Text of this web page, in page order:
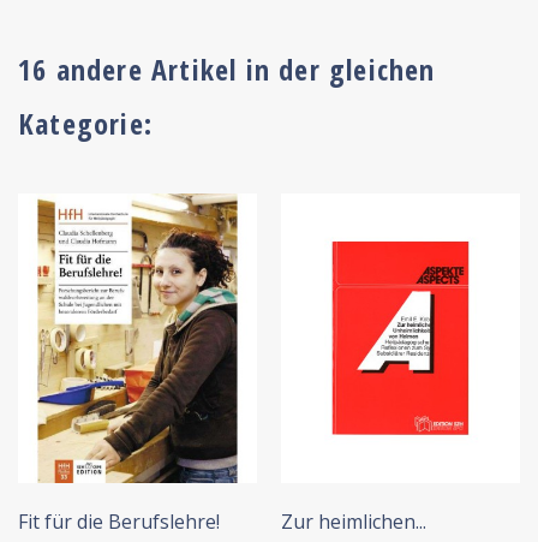
16 andere Artikel in der gleichen
Kategorie:
+ IN DEN WARENKORB
Fit für die Berufslehre!
Zur heimlichen...